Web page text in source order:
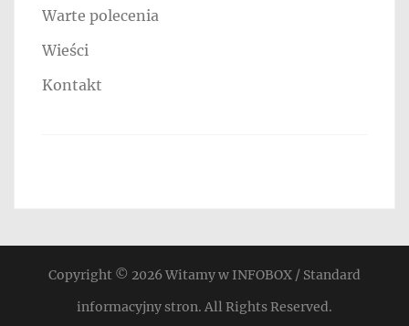
Warte polecenia
Wieści
Kontakt
Copyright © 2026Witamy w INFOBOX / Standard
informacyjny stron. All Rights Reserved.